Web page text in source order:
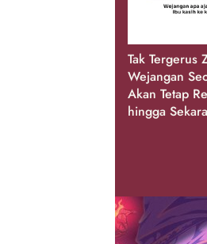
Tak Tergerus
Wejangan
Akan Tetap
hingga